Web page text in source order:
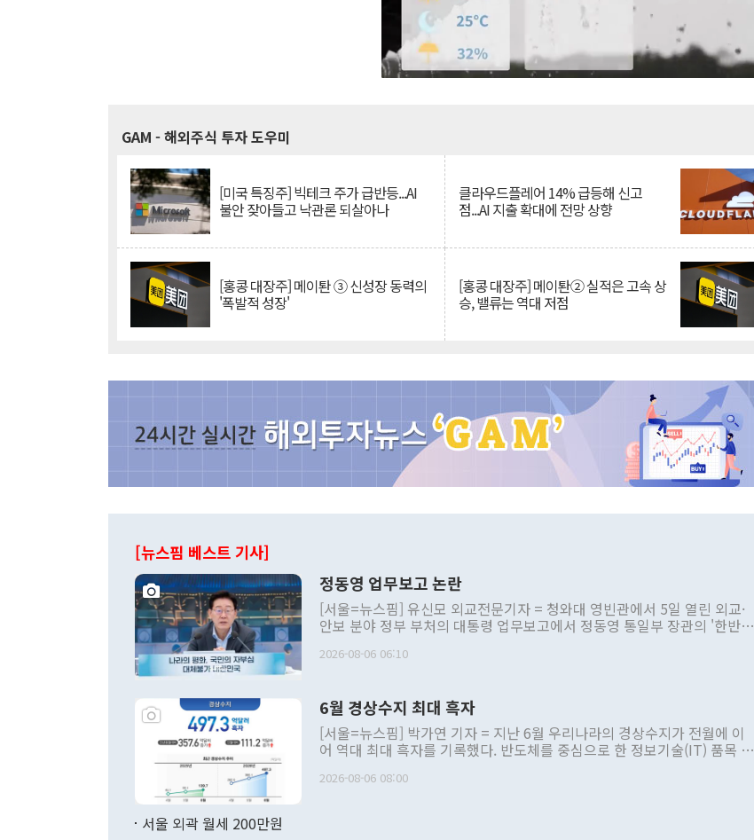
GAM - 해외주식 투자 도우미
[미국 특징주] 빅테크 주가 급반등...AI
불안 잦아들고 낙관론 되살아나
클라우드플레어 14% 급등해 신고
점...AI 지출 확대에 전망 상향
[홍콩 대장주] 메이퇀 ③ 신성장 동력의
'폭발적 성장'
[홍콩 대장주] 메이퇀② 실적은 고속 상
승, 밸류는 역대 저점
[뉴스핌 베스트 기사]
정동영 업무보고 논란
[서울=뉴스핌] 유신모 외교전문기자 = 청와대 영빈관에서 5일 열린 외교·
안보 분야 정부 부처의 대통령 업무보고에서 정동영 통일부 장관의 '한반도
발언 중에는 정부 내 조율을 거치지 않은 사안을 정책으로 추진하겠다고 공
주의적 희망에 근거한 비현실적 구상'이라는 비판을 내놨다. 그동안 정 장
관의 대북 정책 관련 발언이 물의를 빚은 적은 여러 번 있지만 대통령과 유
관 부처 장관이 공개적으로 부정적 입장을 표명한 것은 이례적이다. 정 장
관의 무리한 대북 접근법과 월권을 제어해야 한다는 목소리도 높아지고 있
다. [정동영 통일부 장관이 지난달 23일 오후 서울 종로구 정부서울청사에
2026-08-06 06:10
6월 경상수지 최대 흑자
[서울=뉴스핌] 박가연 기자 = 지난 6월 우리나라의 경상수지가 전월에 이
어 역대 최대 흑자를 기록했다. 반도체를 중심으로 한 정보기술(IT) 품목 수
료=한국은행] 한국은행이 6일 발표한 '2026년 6월 국제수지(잠정)'에 따르
2026-08-06 08:00
서울 외곽 월세 200만원